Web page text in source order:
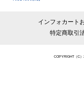
インフォカート
特定商取引
COPYRIGHT（C